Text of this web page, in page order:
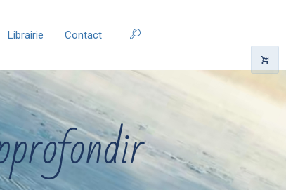
Librairie Contact